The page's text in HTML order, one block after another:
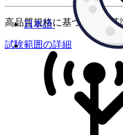
日本語
高品質規格に基づく国際基
試験範囲の詳細